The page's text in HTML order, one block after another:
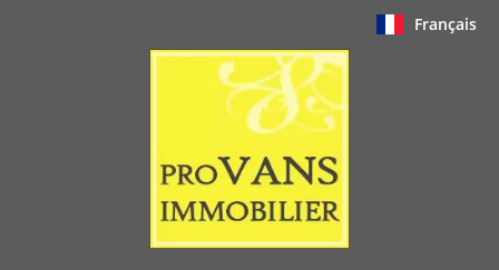
Français